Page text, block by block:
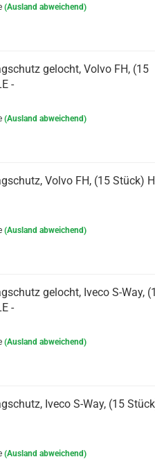
(Ausland abweichend)
gelocht, Volvo FH, (15
-
(Ausland abweichend)
Volvo FH, (15 Stück)
(Ausland abweichend)
gelocht, Iveco S-Way,
-
(Ausland abweichend)
Iveco S-Way, (15
(Ausland abweichend)